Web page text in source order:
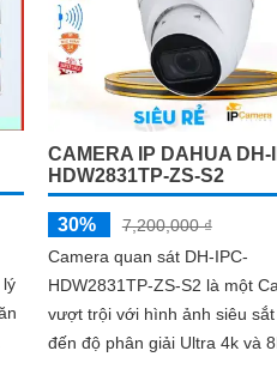
tiện, hạn chế cảnh báo sai, đi
cắm thẻ nhớ 256GB lưu trữ
trợ POE tiện lợi và mức giá
lý
CAMERA IP DAHUA DH-
HDW2831TP-ZS-S2
30%
7,200,000 ₫
Camera quan sát DH-IPC-
HDW2831TP-ZS-S2 là một
vượt trội với hình ảnh siêu sắt
đến độ phân giải Ultra 4k và